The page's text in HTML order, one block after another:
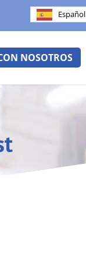
Español
NOSOTROS